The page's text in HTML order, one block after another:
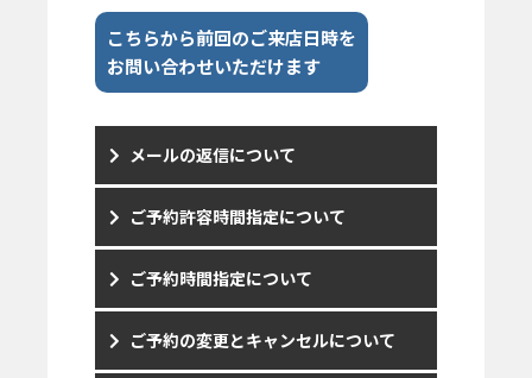
こちらから前回のご来店日時を
お問い合わせいただけます
メールの返信について
ご予約許容時間指定について
ご予約時間指定について
ご予約の変更とキャンセルについて